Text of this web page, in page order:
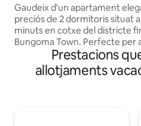
Gaudeix d'un apartament
preciós de 2 dormitoris situat
minuts en cotxe del districte
Bungoma Town. Perfecte per a estades
llargues i curtes, portes de
setmana, alternatives de feina
casa o simplement un
Prestacions
allotjaments